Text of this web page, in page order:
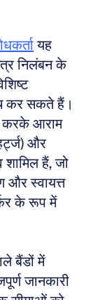
यह
निलंबन के
कर सकते हैं।
करके आराम
और
शामिल हैं, जो
और स्वायत्त
के रूप में
बैंडों में
जानकारी